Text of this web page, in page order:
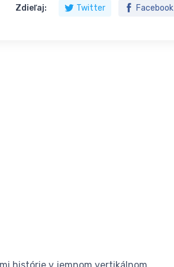
Zdieľaj: Twitter Facebook